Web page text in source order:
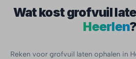
Wat kost grofvuil
Heerlen?
Reken voor grofvuil laten ophalen in